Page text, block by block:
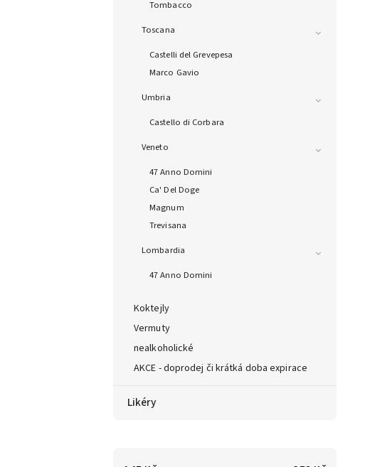
Tombacco
Toscana
Castelli del Grevepesa
Marco Gavio
Umbria
Castello di Corbara
Veneto
47 Anno Domini
Ca' Del Doge
Magnum
Trevisana
Lombardia
47 Anno Domini
Koktejly
Vermuty
nealkoholické
AKCE - doprodej či krátká doba expirace
Likéry